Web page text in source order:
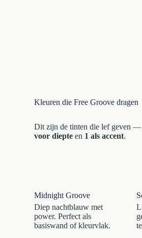
Kleuren die Free Groove dragen
Dit zijn de tinten die lef geven
voor diepte en 1 als accent.
Midnight Groove
Diep nachtblauw met
power. Perfect als
basiswand of kleurvlak.